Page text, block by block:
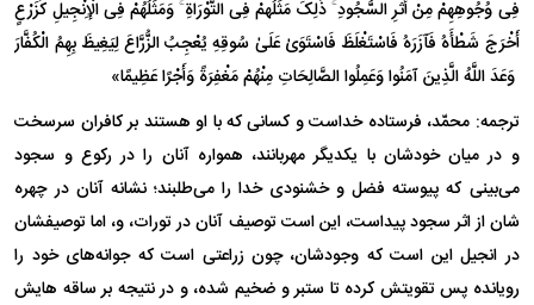
فِی وُجُوهِهِمْ مِنْ أَثَرِ السُّجُودِ ۚ ذَٰلِکَ مَثَلُهمْ فِی التَّوْرَاةِ ۚ وَمَثَلُهُمْ فِی الْإِنْجِیلِ کَزَرْعٍ
أَخْرَجَ شَطْأَهُ فَآزَرَهُ فَاسْتَغْلَظَ فَاسْتَوَىٰ عَلَىٰ سُوقِهِ یُعْجِبُ الزُّرَّاعَ لِیَغِیظَ بِهِمُ الْکُفَّارَ
ۗ وَعَدَ اللَّهُ الَّذِینَ آمَنُوا وَعَمِلُوا الصَّالِحَاتِ مِنْهُمْ مَغْفِرَةً وَأَجْرًا عَظِیمًا»
ترجمه: محمّد، فرستاده خداست و کسانی که با او هستند بر کافران سرسخت
و در میان خودشان با یکدیگر مهربانند، همواره آنان را در رکوع و سجود
می‌بینی که پیوسته فضل و خشنودی خدا را می‌طلبند؛ نشانه آنان در چهره
شان از اثر سجود پیداست، این است توصیف آنان در تورات، و، اما توصیفشان
در انجیل این است که وجودشان، چون زراعتی است که جوانه‌های خود را
رویانده پس تقویتش کرده تا ستبر و ضخیم شده، و در نتیجه بر ساقه هایش